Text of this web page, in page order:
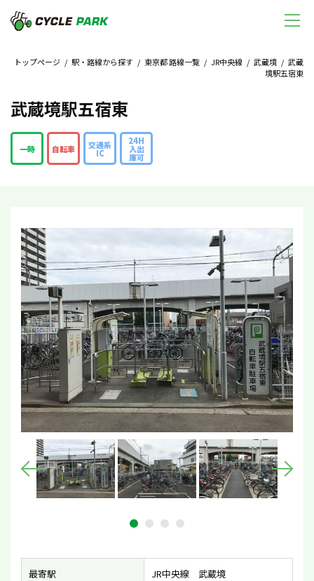
トップページ / 駅・路線から探す / 東京都 路線一覧 / JR中央線 / 武蔵境 / 武蔵
境駅五宿東
武蔵境駅五宿東
一時 自転車 交通系
IC
24H
入出
庫可
最寄駅
JR中央線 武蔵境